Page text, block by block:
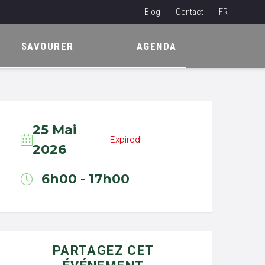
SAVOURER AGENDA
Blog Contact FR
25 Mai
2026
Expired!
6h00 - 17h00
PARTAGEZ CET